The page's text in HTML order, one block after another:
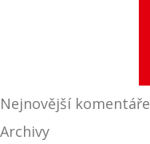
Nejnovější komentáře
Archivy